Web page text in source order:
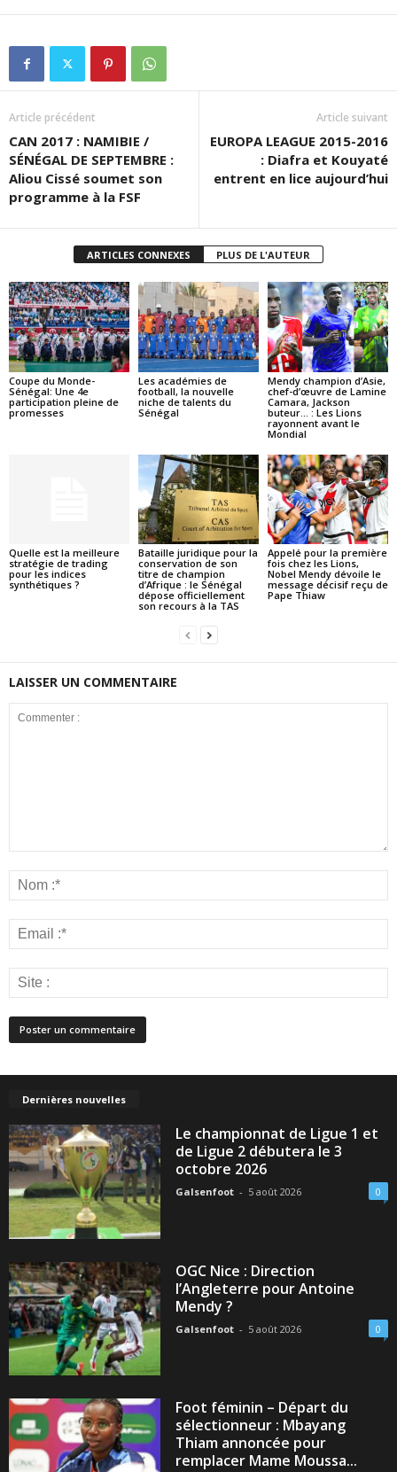
Article précédent
CAN 2017 : NAMIBIE /
SÉNÉGAL DE SEPTEMBRE :
Aliou Cissé soumet son
programme à la FSF
Article suivant
EUROPA LEAGUE 2015-2016
: Diafra et Kouyaté
entrent en lice aujourd’hui
ARTICLES CONNEXES PLUS DE L'AUTEUR
Coupe du Monde-
Sénégal: Une 4e
participation pleine de
promesses
Les académies de
football, la nouvelle
niche de talents du
Sénégal
Mendy champion d’Asie,
chef-d’œuvre de Lamine
Camara, Jackson
buteur… : Les Lions
rayonnent avant le
Mondial
Quelle est la meilleure
stratégie de trading
pour les indices
synthétiques ?
Bataille juridique pour la
conservation de son
titre de champion
d’Afrique : le Sénégal
dépose officiellement
son recours à la TAS
Appelé pour la première
fois chez les Lions,
Nobel Mendy dévoile le
message décisif reçu de
Pape Thiaw
LAISSER UN COMMENTAIRE
Dernières nouvelles
Le championnat de Ligue 1 et
de Ligue 2 débutera le 3
octobre 2026
Galsenfoot - 5 août 2026 0
OGC Nice : Direction
l’Angleterre pour Antoine
Mendy ?
Galsenfoot - 5 août 2026 0
Foot féminin – Départ du
sélectionneur : Mbayang
Thiam annoncée pour
remplacer Mame Moussa...